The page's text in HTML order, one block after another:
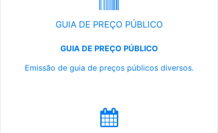
GUIA DE PREÇO PÚBLICO
GUIA DE PREÇO PÚBLICO
Emissão de guia de preços públicos diversos.